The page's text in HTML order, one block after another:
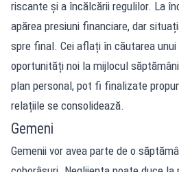
riscante și a încălcării regulilor. La
apărea presiuni financiare, dar
spre final. Cei aflați în căutarea
oportunități noi la mijlocul
plan personal, pot fi finalizate
relațiile se consolidează.
Gemeni
Gemenii vor avea parte de o